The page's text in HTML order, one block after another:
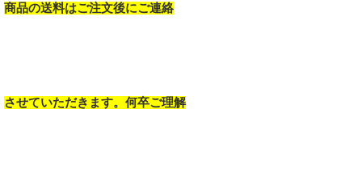
商品の送料はご注文後にご連絡
させていただきます。何卒ご理解